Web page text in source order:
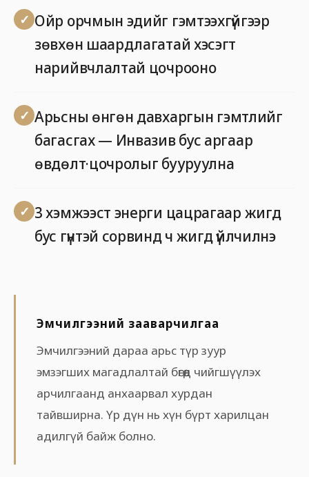
Ойр орчмын эдийг гэмтээхгүйгээр
зөвхөн шаардлагатай хэсэгт
нарийвчлалтай цочрооно
Арьсны өнгөн давхаргын гэмтлийг
багасгах — Инвазив бус аргаар
өвдөлт·цочролыг бууруулна
3 хэмжээст энерги цацрагаар жигд
бус гүнтэй сорвинд ч жигд үйлчилнэ
Эмчилгээний зааварчилгаа
Эмчилгээний дараа арьс түр зуур
эмзэгших магадлалтай бөгөөд чийгшүүлэх
арчилгаанд анхаарвал хурдан
тайвширна. Үр дүн нь хүн бүрт харилцан
адилгүй байж болно.